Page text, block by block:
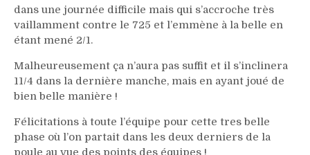
dans une journée difficile mais qui s’accroche très
vaillamment contre le 725 et l’emmène à la belle en
étant mené 2/1.
Malheureusement ça n’aura pas suffit et il s’inclinera
11/4 dans la dernière manche, mais en ayant joué de
bien belle manière !
Félicitations à toute l’équipe pour cette tres belle
phase où l’on partait dans les deux derniers de la
poule au vue des points des équipes !